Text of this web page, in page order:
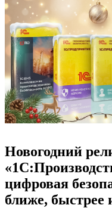
Новогодний
цифровая
ближе, быстрее